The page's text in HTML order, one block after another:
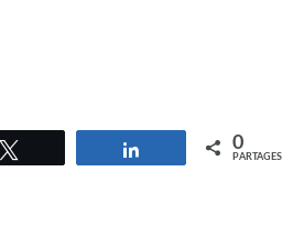
Partagez 0
PARTAGES